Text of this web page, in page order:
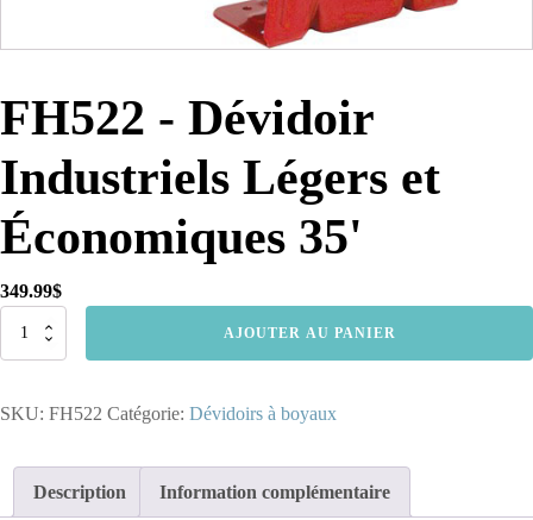
FH522 - Dévidoir
Industriels Légers et
Économiques 35'
349.99$
quantité
Dévidoir
AJOUTER AU PANIER
SKU: FH522 Catégorie: Dévidoirs à boyaux
Description Information complémentaire